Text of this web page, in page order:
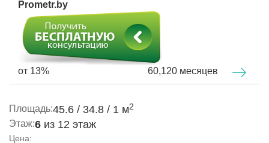
Огромная колясочная на 1-м этаже. Весь первый этаж
дома займут коммерческие помещения.
Prometr.by
от 13% 60,120 месяцев
Площадь:45.6 / 34.8 / 1 м2
Этаж:6 из 12 этаж
Цена: